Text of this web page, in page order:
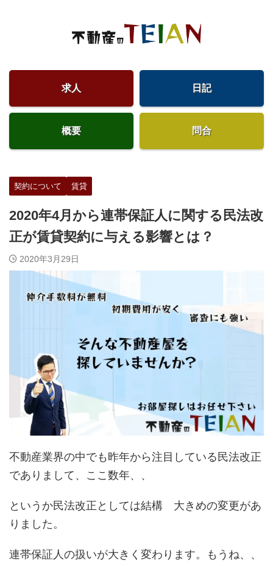
求人 日記
概要 問合
契約について 賃貸
2020年4月から連帯保証人に関する民法改
正が賃貸契約に与える影響とは？
2020年3月29日
不動産業界の中でも昨年から注目している民法改正
でありまして、ここ数年、、
というか民法改正としては結構 大きめの変更があ
りました。
連帯保証人の扱いが大きく変わります。もうね、、